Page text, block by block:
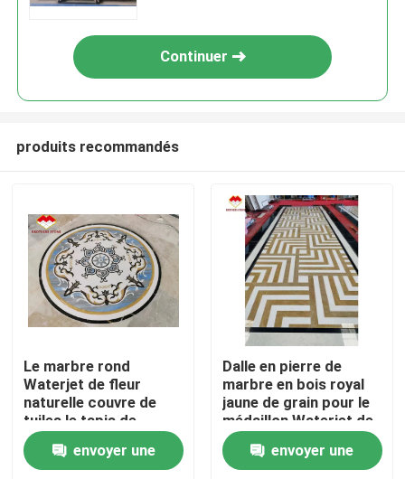
Accueil
A propos de nous
Contacts
Continuer
produits recommandés
Le marbre rond
Waterjet de fleur
naturelle couvre de
tuiles le tapis de
médaillon
envoyer une
Dalle en pierre de
marbre en bois royal
jaune de grain pour le
médaillon Waterjet de
lobby
envoyer une